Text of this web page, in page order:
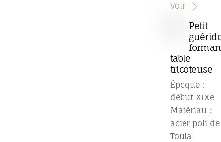
Voir
Petit
table
tricoteuse
Époque :
début XIXe
Matériau :
acier poli de
Toula